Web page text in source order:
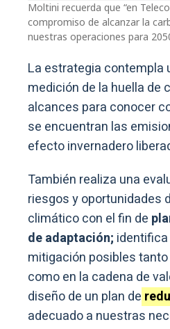
Moltini recuerda que “en
compromiso de alcanzar la
nuestras operaciones para
La estrategia contempla
medición de la huella de
alcances para conocer
se encuentran las
efecto invernadero
También realiza una
riesgos y oportunidades
climático con el fin de
de adaptación;
mitigación posibles
como en la cadena de
diseño de un plan de
adecuado a nuestras